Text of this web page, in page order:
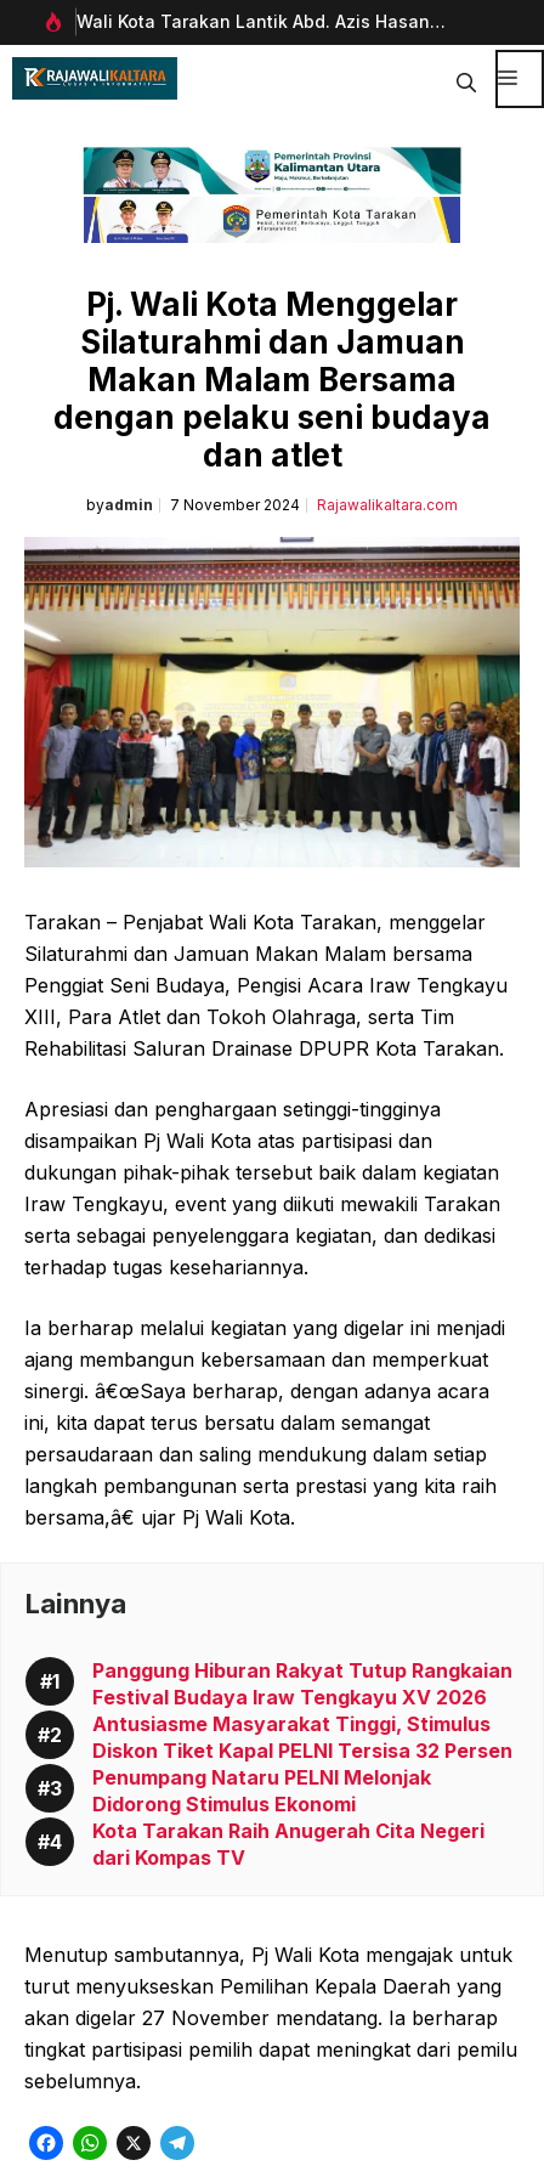
Langsung
ke
Wali Kota Tarakan Lantik Abd. Azis Hasan
sebagai Sekda
Pj. Wali Kota Menggelar
Silaturahmi dan Jamuan
Makan Malam Bersama
dengan pelaku seni budaya
dan atlet
byadmin 7 November 2024 Rajawalikaltara.com
Tarakan – Penjabat Wali Kota Tarakan, menggelar
Silaturahmi dan Jamuan Makan Malam bersama
Penggiat Seni Budaya, Pengisi Acara Iraw Tengkayu
XIII, Para Atlet dan Tokoh Olahraga, serta Tim
Rehabilitasi Saluran Drainase DPUPR Kota Tarakan.
Apresiasi dan penghargaan setinggi-tingginya
disampaikan Pj Wali Kota atas partisipasi dan
dukungan pihak-pihak tersebut baik dalam kegiatan
Iraw Tengkayu, event yang diikuti mewakili Tarakan
serta sebagai penyelenggara kegiatan, dan dedikasi
terhadap tugas kesehariannya.
Ia berharap melalui kegiatan yang digelar ini menjadi
ajang membangun kebersamaan dan memperkuat
sinergi. â€œSaya berharap, dengan adanya acara
ini, kita dapat terus bersatu dalam semangat
persaudaraan dan saling mendukung dalam setiap
langkah pembangunan serta prestasi yang kita raih
bersama,â€ ujar Pj Wali Kota.
Lainnya
Panggung Hiburan Rakyat Tutup Rangkaian
Festival Budaya Iraw Tengkayu XV 2026
Antusiasme Masyarakat Tinggi, Stimulus
Diskon Tiket Kapal PELNI Tersisa 32 Persen
Penumpang Nataru PELNI Melonjak
Didorong Stimulus Ekonomi
Kota Tarakan Raih Anugerah Cita Negeri
dari Kompas TV
Menutup sambutannya, Pj Wali Kota mengajak untuk
turut menyukseskan Pemilihan Kepala Daerah yang
akan digelar 27 November mendatang. Ia berharap
tingkat partisipasi pemilih dapat meningkat dari pemilu
sebelumnya.
F
W
X
T